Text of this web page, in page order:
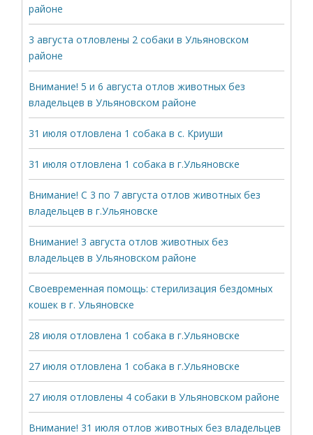
районе
3 августа отловлены 2 собаки в Ульяновском
районе
Внимание! 5 и 6 августа отлов животных без
владельцев в Ульяновском районе
31 июля отловлена 1 собака в с. Криуши
31 июля отловлена 1 собака в г.Ульяновске
Внимание! С 3 по 7 августа отлов животных без
владельцев в г.Ульяновске
Внимание! 3 августа отлов животных без
владельцев в Ульяновском районе
Своевременная помощь: стерилизация бездомных
кошек в г. Ульяновске
28 июля отловлена 1 собака в г.Ульяновске
27 июля отловлена 1 собака в г.Ульяновске
27 июля отловлены 4 собаки в Ульяновском районе
Внимание! 31 июля отлов животных без владельцев